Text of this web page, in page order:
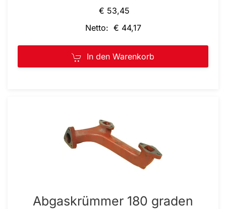
€ 53,45
Netto: € 44,17
In den Warenkorb
Abgaskrümmer 180 graden